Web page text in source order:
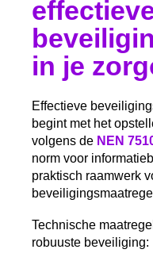
in je
Effectieve
begint met het
volgens de NEN
norm voor
praktisch raamwerk
Technische
robuuste beveiliging: